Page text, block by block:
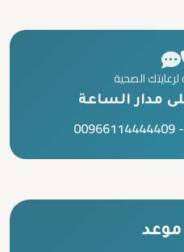
الصحية
مدار الساعة
-
00966114444409
موعد